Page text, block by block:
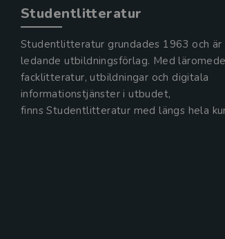
Studentlitteratur
Studentlitteratur grundades 1963 och är
ledande utbildningsförlag. Med
facklitteratur, utbildningar och digitala
informationstjänster i utbudet,
finns Studentlitteratur med längs hela